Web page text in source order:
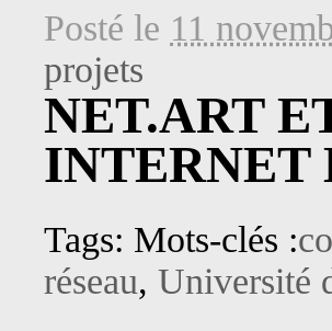
Posté le 11
projets
NET.ART
INTERNET
Tags: Mots-clés :
réseau, Université